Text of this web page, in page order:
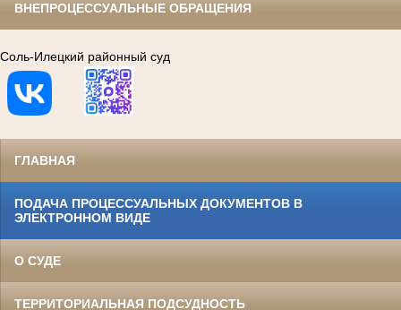
ВНЕПРОЦЕССУАЛЬНЫЕ ОБРАЩЕНИЯ
Соль-Илецкий районный суд
ГЛАВНАЯ
ПОДАЧА ПРОЦЕССУАЛЬНЫХ ДОКУМЕНТОВ В
ЭЛЕКТРОННОМ ВИДЕ
О СУДЕ
ТЕРРИТОРИАЛЬНАЯ ПОДСУДНОСТЬ